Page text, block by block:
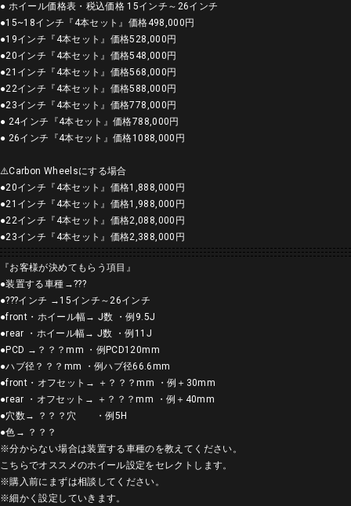
● ホイール価格表・税込価格 15インチ～26インチ
●15~18インチ『 4本セット』価格498,000 円
●19インチ『 4本セット』価格528,000 円
●20インチ『 4本セット』価格548,000 円
●21 インチ『 4本セット』価格568,000 円
●22インチ『 4本セット』価格588,000 円
●23インチ『 4本セット』価格778,000 円
● 24インチ『4本セット』価格788,000 円
● 26インチ『4本セット』価格1088,000 円
⚠️Carbon Wheelsにする場合
●20インチ『4本セット』価格1,888,000円
●21インチ『4本セット』価格1,988,000円
●22インチ『4本セット』価格2,088,000円
●23インチ『4本セット』価格2,388,000円
『お客様が決めてもらう項目』
●装置する車種→???
●???インチ →15インチ～26インチ
●front・ホイール幅→ J数 ・例9.5J
●rear ・ホイール幅→ J数 ・例11J
●PCD →？？？mm ・例PCD120mm
●ハブ径？？？mm ・例ハブ径66.6mm
●front・オフセット→ ＋？？？mm ・例＋30mm
●rear ・オフセット→ ＋？？？mm ・例＋40mm
●穴数→ ？？？穴 ・例5H
●色→ ？？？
※分からない場合は装置する車種のを教えてください。
こちらでオススメのホイール設定をセレクトします。
※購入前にまずは相談してください。
※細かく設定していきます。